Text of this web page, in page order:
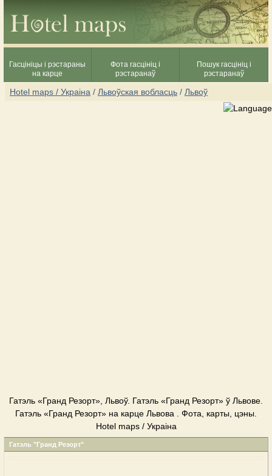
Гасцініцы і рэстараны
на карце
Фота гасцініц і
рэстаранаў
Пошук гасцініц і
рэстаранаў
Hotel maps / Украіна / Львоўская вобласць / Львоў
Гатэль «Гранд Резорт», Львоў. Гатэль «Гранд Резорт» ў Львове.
Гатэль «Гранд Резорт» на карце Львова . Фота, карты, цэны.
Hotel maps / Украіна
Гатэль "Гранд Резорт"